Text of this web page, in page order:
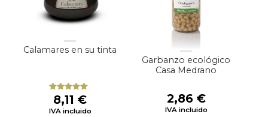
Calamares en su tinta
Valorado
con 5.00 de
5
8,11 €
IVA incluido
Garbanzo ecológico
Casa Medrano
2,86 €
IVA incluido